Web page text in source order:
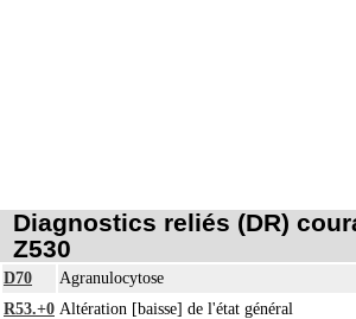
Diagnostics reliés (DR)
Z530
D70
Agranulocytose
R53.+0 Altération [baisse] de l'état général